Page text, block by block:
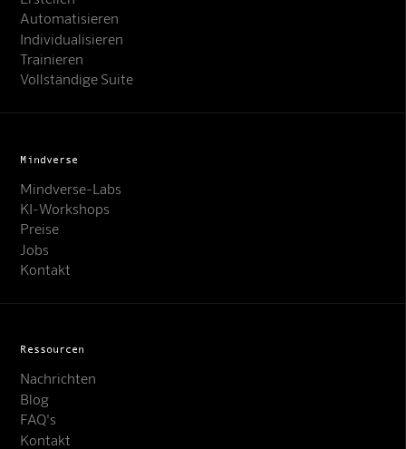
Automatisieren
Individualisieren
Trainieren
Vollständige Suite
Mindverse
Mindverse-Labs
KI-Workshops
Preise
Jobs
Kontakt
Ressourcen
Nachrichten
Blog
FAQ's
Kontakt